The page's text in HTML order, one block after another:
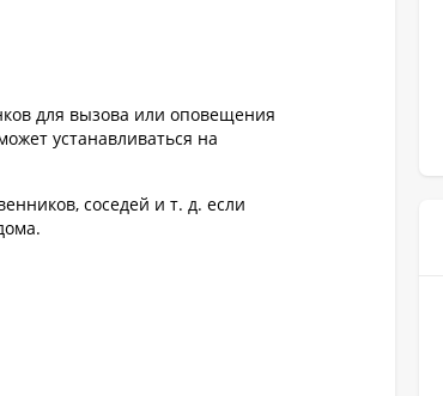
для вызова или оповещения
устанавливаться на
соседей и т. д. если